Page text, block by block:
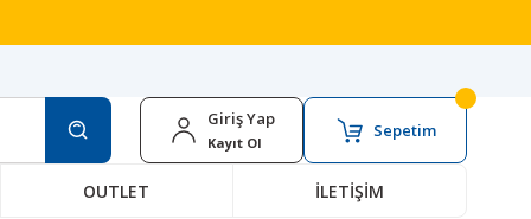
Giriş Yap
Kayıt Ol
Sepetim
OUTLET İLETİŞİM